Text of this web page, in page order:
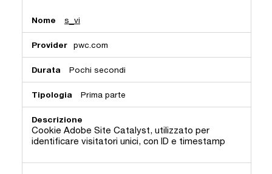
s_vi
pwc.com
Pochi secondi
Prima parte
Cookie Adobe Site Catalyst, utilizzato per
identificare visitatori unici, con ID e timestamp